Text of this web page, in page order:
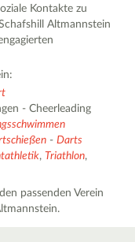
Kontakte zu
Altmannstein
- Cheerleading
-Darts
, Triathlon,
passenden Verein